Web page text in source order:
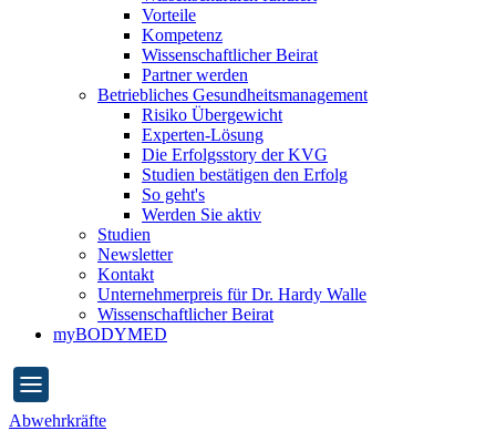
Vorteile
Kompetenz
Wissenschaftlicher Beirat
Partner werden
Betriebliches Gesundheitsmanagement
Risiko Übergewicht
Experten-Lösung
Die Erfolgsstory der KVG
Studien bestätigen den Erfolg
So geht's
Werden Sie aktiv
Studien
Newsletter
Kontakt
Unternehmerpreis für Dr. Hardy Walle
Wissenschaftlicher Beirat
myBODYMED
Abwehrkräfte